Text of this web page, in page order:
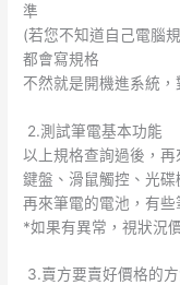
準
(若您不知道自己電腦
都會寫規格
不然就是開機進系統，
2.測試筆電基本功能
以上規格查詢過後，
鍵盤、滑鼠觸控、光
再來筆電的電池，有
*如果有異常，視狀況
3.賣方要賣好價格的